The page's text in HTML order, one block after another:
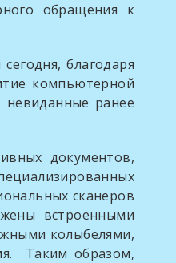
обращения к
благодаря
компьютерной
невиданные ранее
документов,
сканеров
встроенными
колыбелями,
Таким образом,